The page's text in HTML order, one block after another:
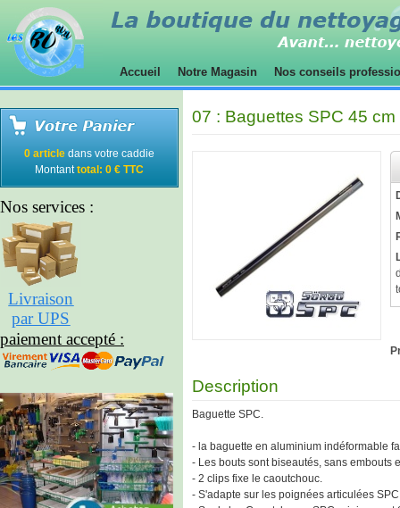
Accueil Notre Magasin Nos conseils
0 article dans votre caddie
Montanttotal: 0 € TTC
Nos services :
Livraison
par UPS
paiement accepté :
07 : Baguettes SPC 45
Description
Baguette SPC.
- la baguette en aluminium indéformable
- Les bouts sont biseautés, sans embouts
- 2 clips fixe le caoutchouc.
- S'adapte sur les poignées articulées